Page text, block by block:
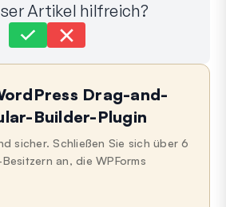
Artikel hilfreich?
21. Okt. 2024Drag-and-
Builder-Plugin
sicher. Schließen Sie sich über 6
an, die WPForms